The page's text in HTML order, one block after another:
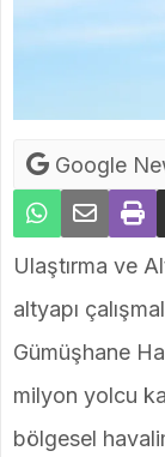
Google
Ulaştırma ve
altyapı
Gümüşhane
milyon yolcu
bölgesel